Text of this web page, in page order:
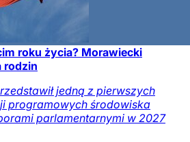
roku życia? Morawiecki
rodzin
jedną z pierwszych
programowych środowiska
parlamentarnymi w 2027